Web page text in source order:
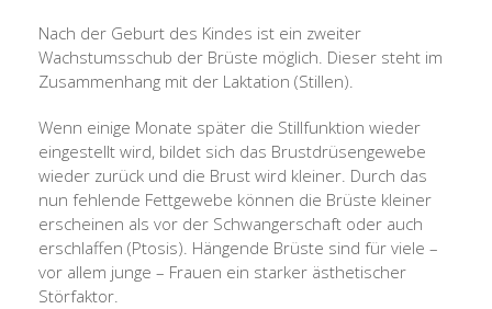
Nach der Geburt des Kindes ist ein zweiter
Wachstumsschub der Brüste möglich. Dieser steht im
Zusammenhang mit der Laktation (Stillen).
Wenn einige Monate später die Stillfunktion wieder
eingestellt wird, bildet sich das Brustdrüsengewebe
wieder zurück und die Brust wird kleiner. Durch das
nun fehlende Fettgewebe können die Brüste kleiner
erscheinen als vor der Schwangerschaft oder auch
erschlaffen (Ptosis). Hängende Brüste sind für viele –
vor allem junge – Frauen ein starker ästhetischer
Störfaktor.